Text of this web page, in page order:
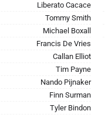
Liberato Cacace
Tommy Smith
Michael Boxall
Francis De Vries
Callan Elliot
Tim Payne
Nando Pijnaker
Finn Surman
Tyler Bindon